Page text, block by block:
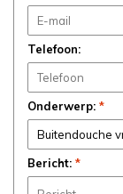
Telefoon:
Onderwerp: *
Bericht: *